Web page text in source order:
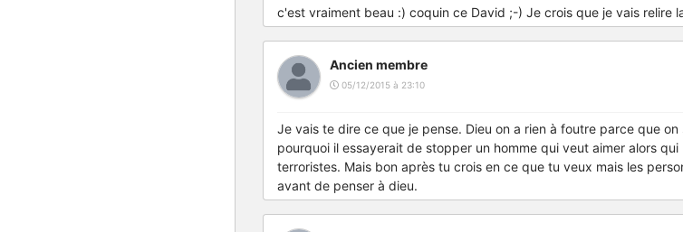
c'est vraiment beau :) coquin ce David ;-) Je crois que je vais relire
Ancien membre
05/12/2015 à 23:10
Je vais te dire ce que je pense. Dieu on a rien à foutre parce que
pourquoi il essayerait de stopper un homme qui veut aimer alors
terroristes. Mais bon après tu crois en ce que tu veux mais les
avant de penser à dieu.